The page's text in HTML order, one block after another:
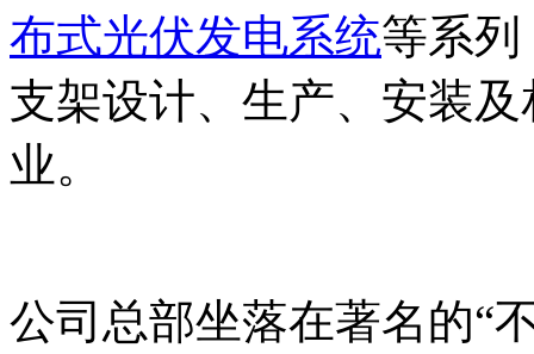
布式光伏发电系统等系
支架设计、生产、安装
业。
公司总部坐落在著名的“